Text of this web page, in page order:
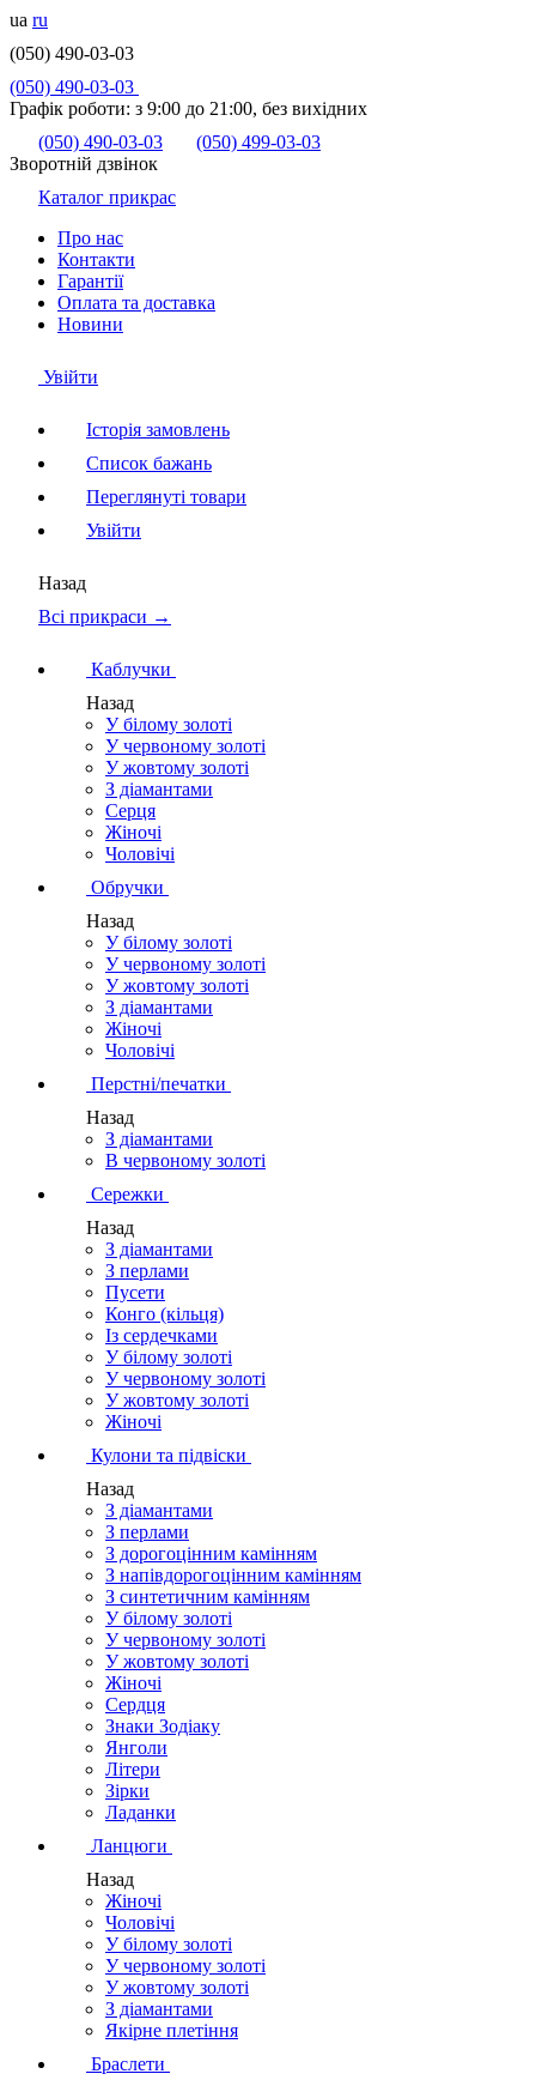
ua ru
(050) 490-03-03
(050) 490-03-03
Графік роботи: з 9:00 до 21:00, без вихідних
(050) 490-03-03
(050) 499-03-03
Зворотній дзвінок
Каталог прикрас
Про нас
Контакти
Гарантії
Оплата та доставка
Новини
Увійти
Історія замовлень
Список бажань
Переглянуті товари
Увійти
Назад
Всі прикраси →
Каблучки
Назад
У білому золоті
У червоному золоті
У жовтому золоті
З діамантами
Серця
Жіночі
Чоловічі
Обручки
Назад
У білому золоті
У червоному золоті
У жовтому золоті
З діамантами
Жіночі
Чоловічі
Перстні/печатки
Назад
З діамантами
В червоному золоті
Сережки
Назад
З діамантами
З перлами
Пусети
Конго (кільця)
Із сердечками
У білому золоті
У червоному золоті
У жовтому золоті
Жіночі
Кулони та підвіски
Назад
З діамантами
З перлами
З дорогоцінним камінням
З напівдорогоцінним камінням
З синтетичним камінням
У білому золоті
У червоному золоті
У жовтому золоті
Жіночі
Сердця
Знаки Зодіаку
Янголи
Літери
Зірки
Ладанки
Ланцюги
Назад
Жіночі
Чоловічі
У білому золоті
У червоному золоті
У жовтому золоті
З діамантами
Якірне плетіння
Браслети